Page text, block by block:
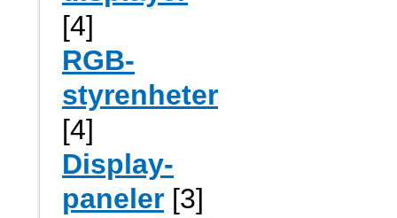
[4]
RGB-
styrenheter
[4]
Display-
paneler [3]